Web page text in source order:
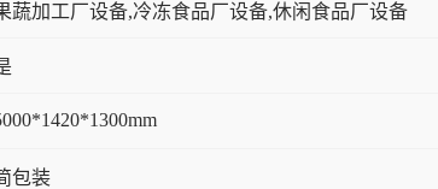
蔬加工厂设备,冷冻食品厂设备,休闲食品厂设备
包装